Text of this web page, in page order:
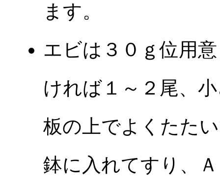
ます。
エビは３０ｇ位用
ければ１～２尾、
板の上でよくたた
鉢に入れてすり、